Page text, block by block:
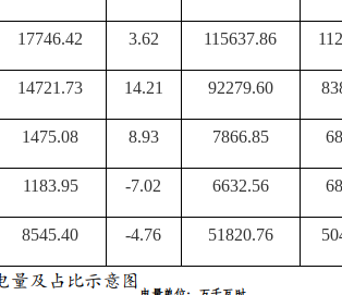
17746.42 3.62 115637.86
14721.73 14.21 92279.60
1475.08 8.93 7866.85
1183.95 -7.02 6632.56
8545.40 -4.76 51820.76